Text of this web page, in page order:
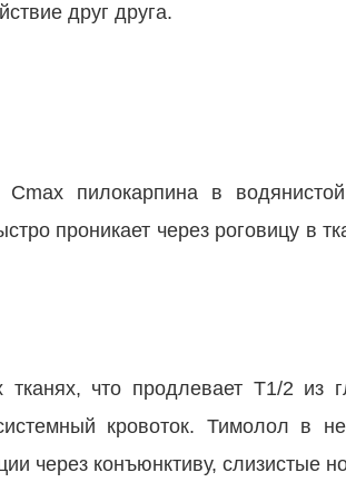
друг друга.
пилокарпина в
проникает через роговицу в
тканях, что продлевает T1/2 из
кровоток. Тимолол в
через конъюнктиву, слизистые